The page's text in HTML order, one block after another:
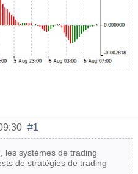
#1
les systèmes de trading
de stratégies de trading